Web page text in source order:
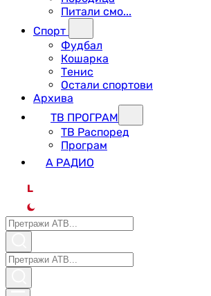
Питали смо...
Спорт
Фудбал
Кошарка
Тенис
Остали спортови
Архива
ТВ ПРОГРАМ
ТВ Распоред
Програм
А РАДИО
L